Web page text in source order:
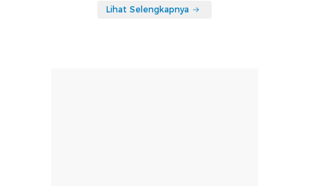
Lihat Selengkapnya